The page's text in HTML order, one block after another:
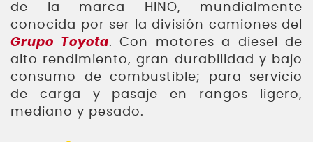
de la marca HINO, mundialmente
conocida por ser la división camiones del
Grupo Toyota. Con motores a diesel de
alto rendimiento, gran durabilidad y bajo
consumo de combustible; para servicio
de carga y pasaje en rangos ligero,
mediano y pesado.